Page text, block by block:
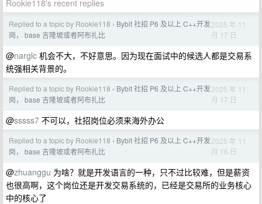
Rookie118's recent replies
Replied to a topic by Rookie118 › Bybit 社招 P6 及以上 C++开发
岗， base 吉隆坡或者阿布扎比
2025 年 11
月 17 日
@narglc 机会不大，不好意思。因为现在面试中的候选人都是交易系
统强相关背景的。
Replied to a topic by Rookie118 › Bybit 社招 P6 及以上 C++开发
岗， base 吉隆坡或者阿布扎比
2025 年 11
月 17 日
@sssss7 不可以，社招岗位必须来海外办公
Replied to a topic by Rookie118 › Bybit 社招 P6 及以上 C++开发
岗， base 吉隆坡或者阿布扎比
2025 年 11
月 16 日
@zhuanggu 为啥？就是开发语言的一种，只不过比较难，但是薪资
也很高啊，这个岗位还是开发交易系统的，已经是交易所的业务核心
中的核心了